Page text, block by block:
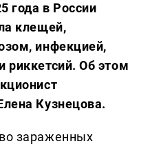
года в России
клещей,
инфекцией,
риккетсий. Об этом
Кузнецова.
зараженных